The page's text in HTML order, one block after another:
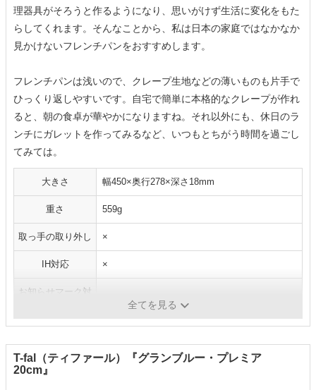
理器具がそろうと作るようになり、思いがけず生活に変化をもた
らしてくれます。そんなことから、私は日本の家庭ではなかなか
見かけないフレンチパンをおすすめします。
フレンチパンは浅いので、クレープ生地などの薄いものも片手で
ひっくり返しやすいです。自宅で簡単に本格的なクレープが作れ
ると、朝の食卓が華やかになりますね。それ以外にも、休日のラ
ンチにガレットを作ってみるなど、いつもとちがう時間を過ごし
てみては。
大きさ 幅450×奥行278×深さ18mm
重さ 559g
取っ手の取り外し ×
IH対応 ×
お知らせマーク対
全てを見る
T-fal（ティファール）『グランブルー・プレミア
20cm』